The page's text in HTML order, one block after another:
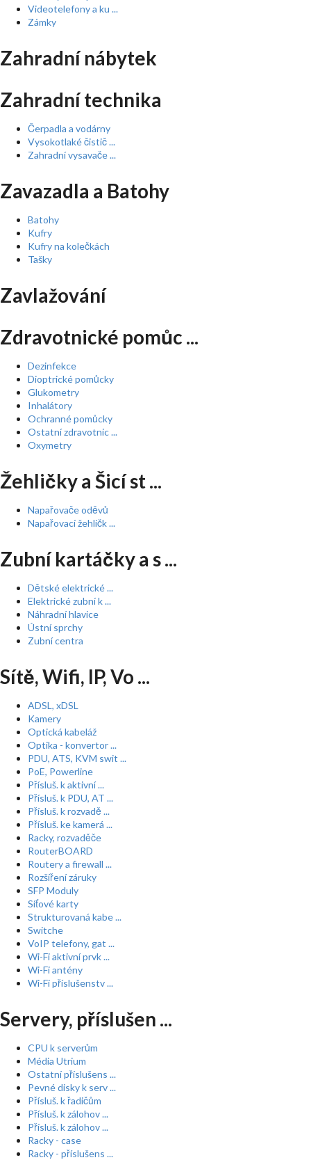
Videotelefony a ku ...
Zámky
Zahradní nábytek
Zahradní technika
Čerpadla a vodárny
Vysokotlaké čistič ...
Zahradní vysavače ...
Zavazadla a Batohy
Batohy
Kufry
Kufry na kolečkách
Tašky
Zavlažování
Zdravotnické pomůc ...
Dezinfekce
Dioptrické pomůcky
Glukometry
Inhalátory
Ochranné pomůcky
Ostatní zdravotnic ...
Oxymetry
Žehličky a Šicí st ...
Napařovače oděvů
Napařovací žehličk ...
Zubní kartáčky a s ...
Dětské elektrické ...
Elektrické zubní k ...
Náhradní hlavice
Ústní sprchy
Zubní centra
Sítě, Wifi, IP, Vo ...
ADSL, xDSL
Kamery
Optická kabeláž
Optika - konvertor ...
PDU, ATS, KVM swit ...
PoE, Powerline
Přísluš. k aktivní ...
Přísluš. k PDU, AT ...
Přísluš. k rozvadě ...
Přísluš. ke kamerá ...
Racky, rozvaděče
RouterBOARD
Routery a firewall ...
Rozšíření záruky
SFP Moduly
Síťové karty
Strukturovaná kabe ...
Switche
VoIP telefony, gat ...
Wi-Fi aktivní prvk ...
Wi-Fi antény
Wi-Fi příslušenstv ...
Servery, příslušen ...
CPU k serverům
Média Utrium
Ostatní příslušens ...
Pevné disky k serv ...
Přísluš. k řadičům
Přísluš. k zálohov ...
Přísluš. k zálohov ...
Racky - case
Racky - příslušens ...